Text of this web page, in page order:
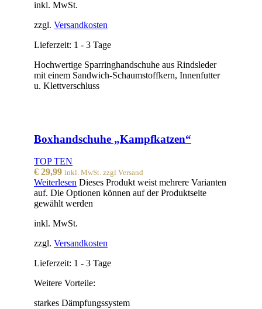
inkl. MwSt.
zzgl. Versandkosten
Lieferzeit: 1 - 3 Tage
Hochwertige Sparringhandschuhe aus Rindsleder
mit einem Sandwich-Schaumstoffkern, Innenfutter
u. Klettverschluss
Boxhandschuhe „Kampfkatzen“
TOP TEN
€ 29,99 inkl. MwSt. zzgl Versand
Weiterlesen Dieses Produkt weist mehrere Varianten
auf. Die Optionen können auf der Produktseite
gewählt werden
inkl. MwSt.
zzgl. Versandkosten
Lieferzeit: 1 - 3 Tage
Weitere Vorteile:
starkes Dämpfungssystem